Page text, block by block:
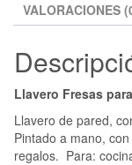
VALORACIONES
Llavero Fresas
Llavero de pared,
Pintado a mano,
regalos. Para: